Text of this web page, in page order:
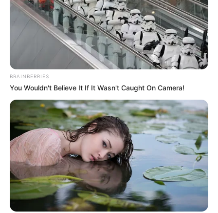
BRAINBERRIES
You Wouldn't Believe It If It Wasn't Caught On Camera!